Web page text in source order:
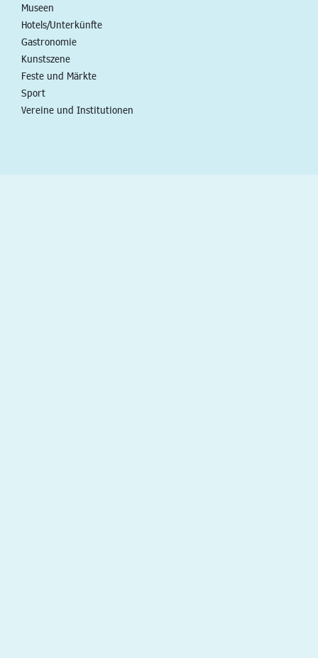
Museen
Hotels/Unterkünfte
Gastronomie
Kunstszene
Feste und Märkte
Sport
Vereine und Institutionen